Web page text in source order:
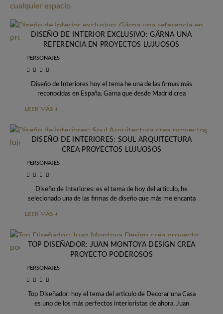
DISEÑO DE INTERIOR EXCLUSIVO: GÄRNA UNA
REFERENCIA EN PROYECTOS LUJUOSOS
PERSONAJES
Diseño de Interiores hoy el tema he una de las firmas más
reconocidas en España, Gärna que desde Madrid crea
LEER MÁS +
DISEÑO DE INTERIORES: SOUL ARQUITECTURA
CREA PROYECTOS LUJUOSOS
PERSONAJES
Diseño de Interiores: es el tema de hoy del articulo, he
selecionado una de las firmas de diseño que más me encanta
LEER MÁS +
TOP DISEÑADOR: JUAN MONTOYA DESIGN CREA
PROYECTO PODEROSOS
PERSONAJES
Top Diseñador: hoy el tema del articulo de Decorar una Casa
es uno de los más perfectos interioristas de ahora, Juan